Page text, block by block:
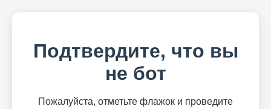
Подтвердите, что вы
не бот
Пожалуйста, отметьте флажок и проведите